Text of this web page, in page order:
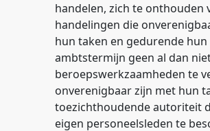
handelen, zich te onthouden
handelingen die
hun taken en gedurende hun
ambtstermijn geen al dan
beroepswerkzaamheden te
onverenigbaar zijn met hun
toezichthoudende autoriteit
eigen personeelsleden te